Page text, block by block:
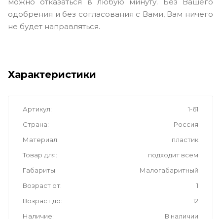
одобрения и без согласования с Вами, Вам ничего
не будет направляться.
Характеристики
Артикул
1-61
Страна
Россия
Материал
пластик
Товар для
подходит всем
Габариты
Малогабаритный
Возраст от
1
Возраст до
12
Наличие
В наличии